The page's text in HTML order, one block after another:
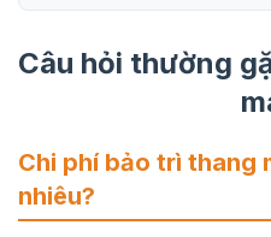
Câu hỏi thường
Chi phí bảo trì thang
nhiêu?